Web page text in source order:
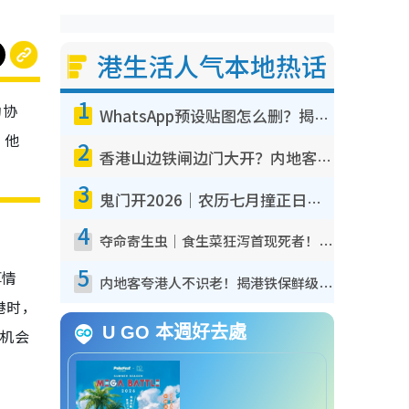
他
，
会
港生活人气本地热话
1 WhatsApp预设贴图怎么删？揭秘1招“反向操作”还原简洁界面 附3步实测教程
2 香港山边铁闸边门大开？内地客困惑意义何在！网友神回复：这种叫法理性防御
3 鬼门开2026｜农历七月撞正日全食特别邪？专家警告切忌做一事！揭4大禁忌+2招保平安
4 夺命寄生虫｜食生菜狂泻首现死者！疫潮恶化录1.8万宗病例 揭洗菜3大谬误
5 内地客夸港人不识老！揭港铁保鲜级冷气 港人求放过：别投诉
U GO 本週好去處